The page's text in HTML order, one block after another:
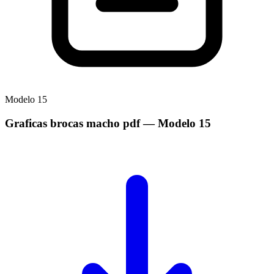
Modelo 15
Graficas brocas macho pdf— Modelo 15